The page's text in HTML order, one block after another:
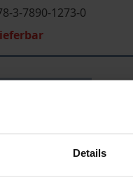
Details
3-7890-1273-0